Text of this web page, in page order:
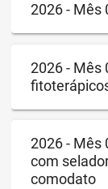
2026 - Mês
2026 - Mês
2026 - Mês
com
comodato